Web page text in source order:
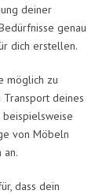
deiner
genau
dich erstellen.
möglich zu
deines
beispielsweise
von Möbeln
an.
dass dein